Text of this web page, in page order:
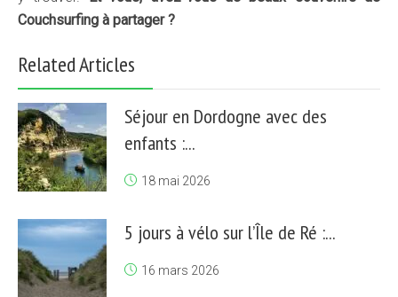
Couchsurfing à partager ?
Related Articles
Séjour en Dordogne avec des
enfants :...
18 mai 2026
5 jours à vélo sur l’Île de Ré :...
16 mars 2026